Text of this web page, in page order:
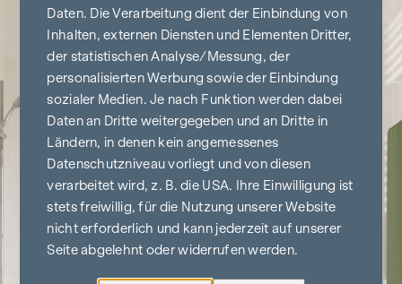
Daten. Die Verarbeitung dient der Einbindung von
Inhalten, externen Diensten und Elementen Dritter,
der statistischen Analyse/Messung, der
personalisierten Werbung sowie der Einbindung
sozialer Medien. Je nach Funktion werden dabei
Daten an Dritte weitergegeben und an Dritte in
Ländern, in denen kein angemessenes
Datenschutzniveau vorliegt und von diesen
verarbeitet wird, z. B. die USA. Ihre Einwilligung ist
stets freiwillig, für die Nutzung unserer Website
nicht erforderlich und kann jederzeit auf unserer
Seite abgelehnt oder widerrufen werden.